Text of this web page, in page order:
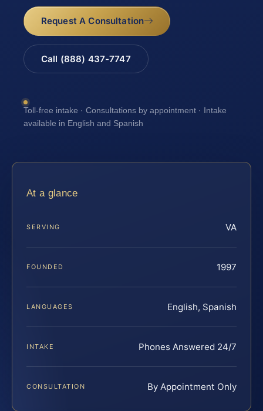
Request A Consultation
Call (888) 437-7747
Toll-free intake · Consultations by appointment · Intake
available in English and Spanish
At a glance
SERVING VA
FOUNDED 1997
LANGUAGES English, Spanish
INTAKE Phones Answered 24/7
CONSULTATION By Appointment Only